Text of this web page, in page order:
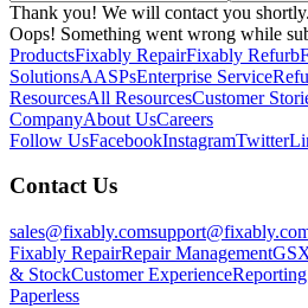
Thank you! We will contact you shortly.
Oops! Something went wrong while
ProductsFixably RepairFixably Refurb
SolutionsAASPsEnterprise Service
ResourcesAll ResourcesCustomer
CompanyAbout UsCareers
Follow UsFacebookInstagramTwitter
Contact Us
sales@fixably.com
Fixably RepairRepair Management
& StockCustomer Experience
Paperless